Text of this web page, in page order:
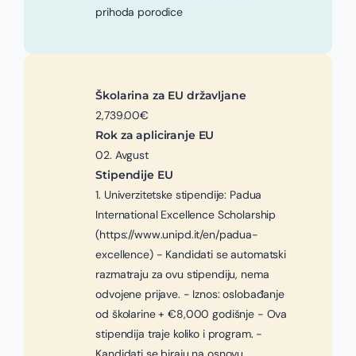
prihoda porodice
Školarina za EU državljane
2,739.00€
Rok za apliciranje EU
02. Avgust
Stipendije EU
1. Univerzitetske stipendije: Padua
International Excellence Scholarship
(https://www.unipd.it/en/padua-
excellence) - Kandidati se automatski
razmatraju za ovu stipendiju, nema
odvojene prijave. - Iznos: oslobađanje
od školarine + €8,000 godišnje - Ova
stipendija traje koliko i program. -